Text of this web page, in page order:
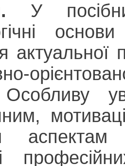
У
актуальної
аспектам